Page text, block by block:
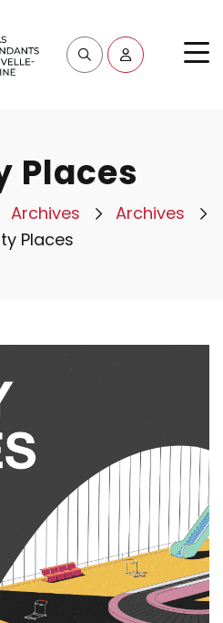
Places
Archives
Archives
Places